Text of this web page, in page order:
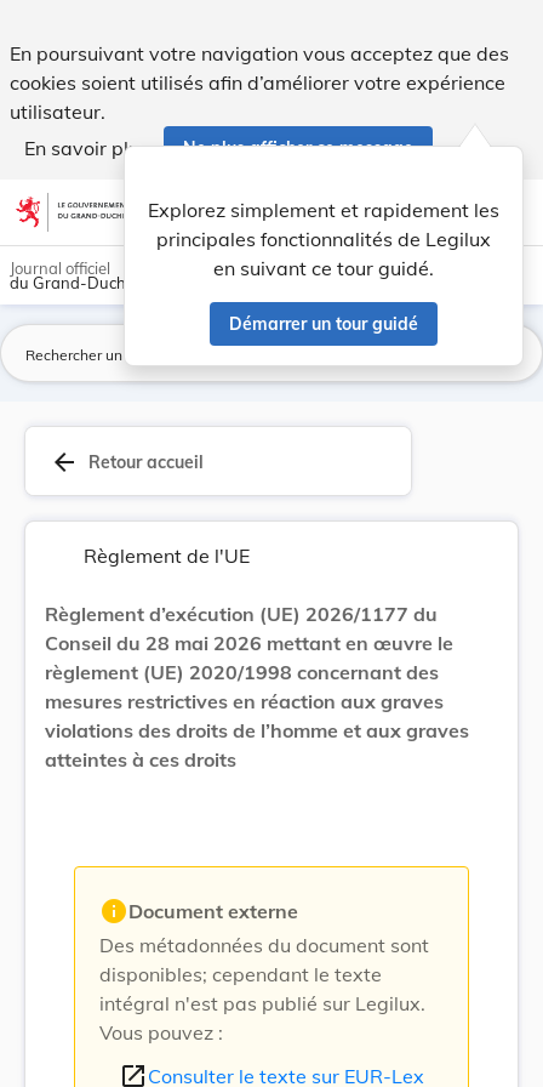
En poursuivant votre navigation vous acceptez que des
cookies soient utilisés afin d’améliorer votre expérience
utilisateur.
En savoir plus
Ne plus afficher ce message
Aller au contenu account_circle help Aide
Explorez simplement et rapidement les
principales fonctionnalités de Legilux
en suivant ce tour guidé.
Démarrer un tour guidé
light_mode dark_mode
Journal officiel
du Grand-Duché de Luxembourg
arrow_back Retour accueil
Règlement de l'UE
Règlement d’exécution (UE) 2026/1177 du
Conseil du 28 mai 2026 mettant en œuvre le
règlement (UE) 2020/1998 concernant des
mesures restrictives en réaction aux graves
violations des droits de l’homme et aux graves
atteintes à ces droits
infoDocument externe
Des métadonnées du document sont
disponibles; cependant le texte
intégral n'est pas publié sur Legilux.
Vous pouvez :
open_in_new Consulter le texte sur EUR-Lex